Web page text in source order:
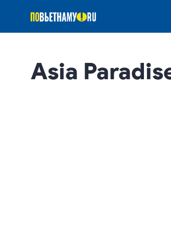
Asia